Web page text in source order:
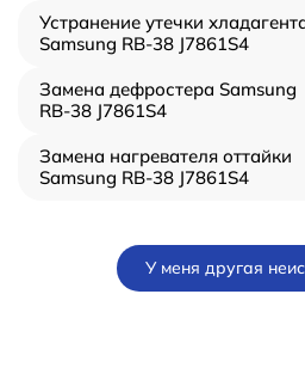
Устранение утечки
Samsung RB-38 J7861S4
Замена дефростера Samsung
RB-38 J7861S4
Замена нагревателя оттайки
Samsung RB-38 J7861S4
У меня другая